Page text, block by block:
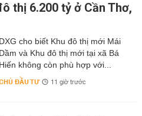
thị 6.200 tỷ ở Cần Thơ,
DXG cho biết Khu đô thị mới Mái
Dầm và Khu đô thị mới tại xã Bá
Hiến không còn phù hợp với...
ĐẦU TƯ 11 giờ trước